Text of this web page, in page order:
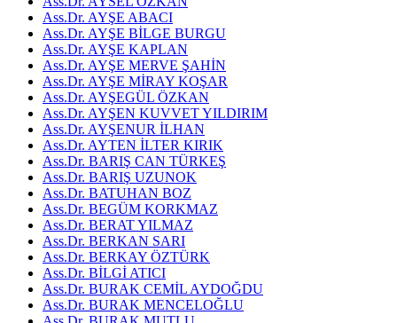
Ass.Dr. AYŞE ABACI
Ass.Dr. AYŞE BİLGE BURGU
Ass.Dr. AYŞE KAPLAN
Ass.Dr. AYŞE MERVE ŞAHİN
Ass.Dr. AYŞE MİRAY KOŞAR
Ass.Dr. AYŞEGÜL ÖZKAN
Ass.Dr. AYŞEN KUVVET YILDIRIM
Ass.Dr. AYŞENUR İLHAN
Ass.Dr. AYTEN İLTER KIRIK
Ass.Dr. BARIŞ CAN TÜRKEŞ
Ass.Dr. BARIŞ UZUNOK
Ass.Dr. BATUHAN BOZ
Ass.Dr. BEGÜM KORKMAZ
Ass.Dr. BERAT YILMAZ
Ass.Dr. BERKAN SARI
Ass.Dr. BERKAY ÖZTÜRK
Ass.Dr. BİLGİ ATICI
Ass.Dr. BURAK CEMİL AYDOĞDU
Ass.Dr. BURAK MENCELOĞLU